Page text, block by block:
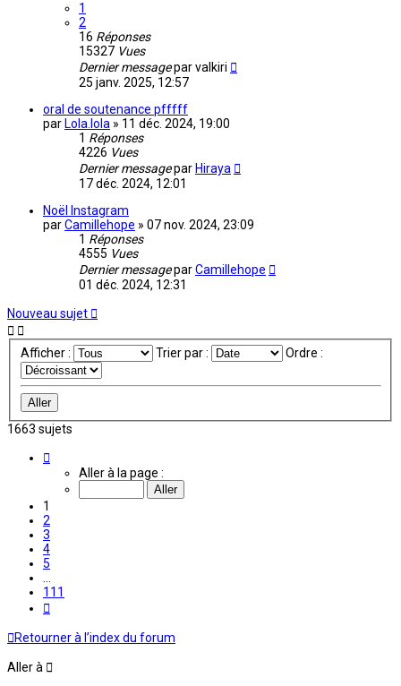
1
2
16 Réponses
15327 Vues
Dernier messageparvalkiri
25 janv. 2025, 12:57
oral de soutenance pfffff
par Lola.lola » 11 déc. 2024, 19:00
1 Réponses
4226 Vues
Dernier messagepar Hiraya
17 déc. 2024, 12:01
Noël Instagram
parCamillehope » 07 nov. 2024, 23:09
1 Réponses
4555 Vues
Dernier messageparCamillehope
01 déc. 2024, 12:31
Nouveau sujet
Afficher : Trier par : Ordre :
1663 sujets
Aller à la page :
1
2
3
4
5
111
Retourner à l’index du forum
Aller à